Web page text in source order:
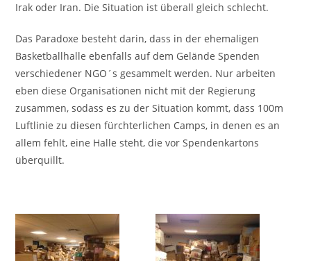
Irak oder Iran. Die Situation ist überall gleich schlecht.
Das Paradoxe besteht darin, dass in der ehemaligen
Basketballhalle ebenfalls auf dem Gelände Spenden
verschiedener NGO´s gesammelt werden. Nur arbeiten
eben diese Organisationen nicht mit der Regierung
zusammen, sodass es zu der Situation kommt, dass 100m
Luftlinie zu diesen fürchterlichen Camps, in denen es an
allem fehlt, eine Halle steht, die vor Spendenkartons
überquillt.